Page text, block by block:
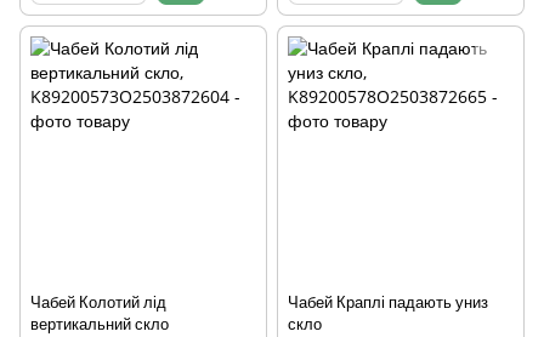
Чабей Колотий лід
вертикальний скло
Чабей Краплі падають униз
скло